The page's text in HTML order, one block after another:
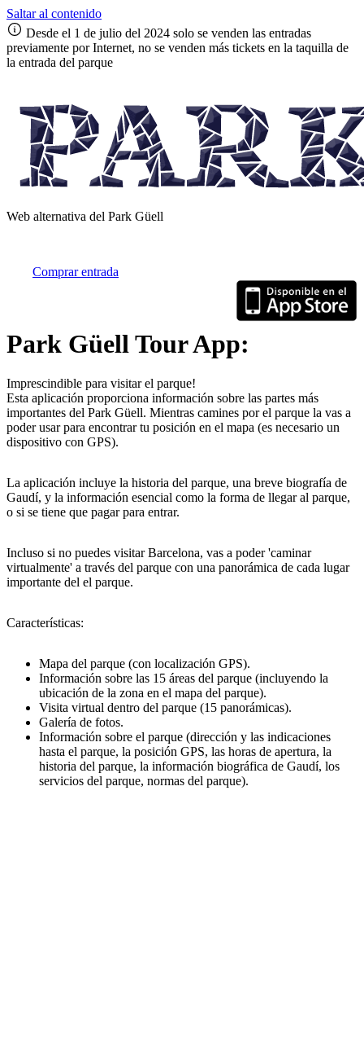
Saltar al contenido
Desde el 1 de julio del 2024 solo se venden las entradas
previamente por Internet, no se venden más tickets en la taquilla de
la entrada del parque
Web alternativa del Park Güell
Comprar entrada
Park Güell Tour App:
Imprescindible para visitar el parque!
Esta aplicación proporciona información sobre las partes más
importantes del Park Güell. Mientras camines por el parque la vas a
poder usar para encontrar tu posición en el mapa (es necesario un
dispositivo con GPS).
La aplicación incluye la historia del parque, una breve biografía de
Gaudí, y la información esencial como la forma de llegar al parque,
o si se tiene que pagar para entrar.
Incluso si no puedes visitar Barcelona, vas a poder 'caminar
virtualmente' a través del parque con una panorámica de cada lugar
importante del el parque.
Características:
Mapa del parque (con localización GPS).
Información sobre las 15 áreas del parque (incluyendo la
ubicación de la zona en el mapa del parque).
Visita virtual dentro del parque (15 panorámicas).
Galería de fotos.
Información sobre el parque (dirección y las indicaciones
hasta el parque, la posición GPS, las horas de apertura, la
historia del parque, la información biográfica de Gaudí, los
servicios del parque, normas del parque).